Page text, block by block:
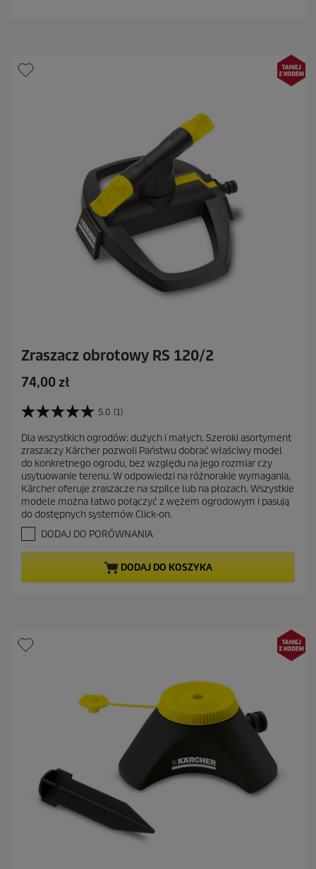
4
R
Zraszacz obrotowy RS 120/2
A
t
a
l
n
a
c
e
n
a
74,00 zł
5.0 (1)
5
0
n
a
5
g
w
i
z
k
c
Dla wszystkich ogrodów: dużych i małych. Szeroki asortyment
zraszaczy Kärcher pozwoli Państwu dobrać właściwy model
do konkretnego ogrodu, bez względu na jego rozmiar czy
usytuowanie terenu. W odpowiedzi na różnorakie wymagania,
Kärcher oferuje zraszacze na szpilce lub na płozach. Wszystkie
modele można łatwo połączyć z wężem ogrodowym i pasują
do dostępnych systemów Click-on.
DODAJ DO PORÓWNANIA
DODAJ DO KOSZYKA